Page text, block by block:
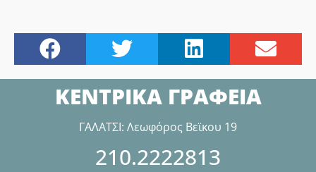
ΚΕΝΤΡΙΚΑ ΓΡΑΦΕΙΑ
ΓΑΛΑΤΣΙ: Λεωφόρος Βεϊκου 19
210.2222813